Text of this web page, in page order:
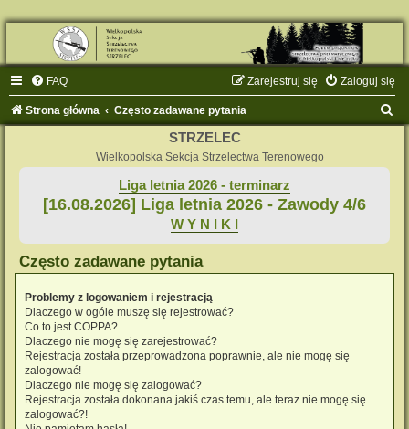
FAQ Zaloguj się
Zarejestruj się
Strona główna Często zadawane pytania
STRZELEC
Wielkopolska Sekcja Strzelectwa Terenowego
Liga letnia 2026 - terminarz
[16.08.2026] Liga letnia 2026 - Zawody 4/6
W Y N I K I
Często zadawane pytania
Problemy z logowaniem i rejestracją
Dlaczego w ogóle muszę się rejestrować?
Co to jest COPPA?
Dlaczego nie mogę się zarejestrować?
Rejestracja została przeprowadzona poprawnie, ale nie mogę się
zalogować!
Dlaczego nie mogę się zalogować?
Rejestracja została dokonana jakiś czas temu, ale teraz nie mogę się
zalogować?!